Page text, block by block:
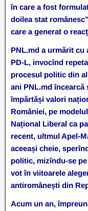
în care a fost
doilea stat
care a generat o
PNL.md a urmărit cu
PD-L, invocînd
procesul politic din
ani PNL.md încearcă
împărtăși valori
României, pe
Național Liberal ca
recent, ultmul Apel-
aceeași cheie,
politic, mizîndu-se
vot în viitoarele
antiromânești din
Acum un an,